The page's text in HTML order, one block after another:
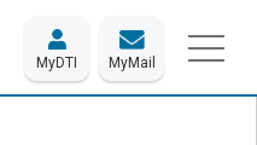
MyDTI MyMail